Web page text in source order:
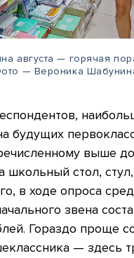
августа — горячая
— Вероника
будущих
выше
школьный стол,
в ходе опроса
звена
Гораздо проще
— здесь